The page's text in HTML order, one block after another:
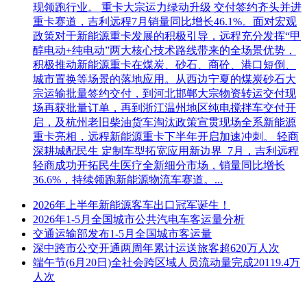
现领跑行业。 重卡大宗运力绿动升级 交付签约齐头并进
重卡赛道，吉利远程7月销量同比增长46.1%。面对宏观
政策对于新能源重卡发展的积极引导，远程充分发挥“甲
醇电动+纯电动”两大核心技术路线带来的全场景优势，
积极推动新能源重卡在煤炭、砂石、商砼、港口短倒、
城市置换等场景的落地应用。从西边宁夏的煤炭砂石大
宗运输批量签约交付，到河北邯郸大宗物资转运交付现
场再获批量订单，再到浙江温州地区纯电搅拌车交付开
启，及杭州老旧柴油货车淘汰政策宣贯现场全系新能源
重卡亮相，远程新能源重卡下半年开启加速冲刺。 轻商
深耕城配民生 定制车型拓宽应用新边界 7月，吉利远程
轻商成功开拓民生医疗全新细分市场，销量同比增长
36.6%，持续领跑新能源物流车赛道。...
2026年上半年新能源客车出口冠军诞生！
2026年1-5月全国城市公共汽电车客运量分析
交通运输部发布1-5月全国城市客运量
深中跨市公交开通两周年累计运送旅客超620万人次
端午节(6月20日)全社会跨区域人员流动量完成20119.4万
人次